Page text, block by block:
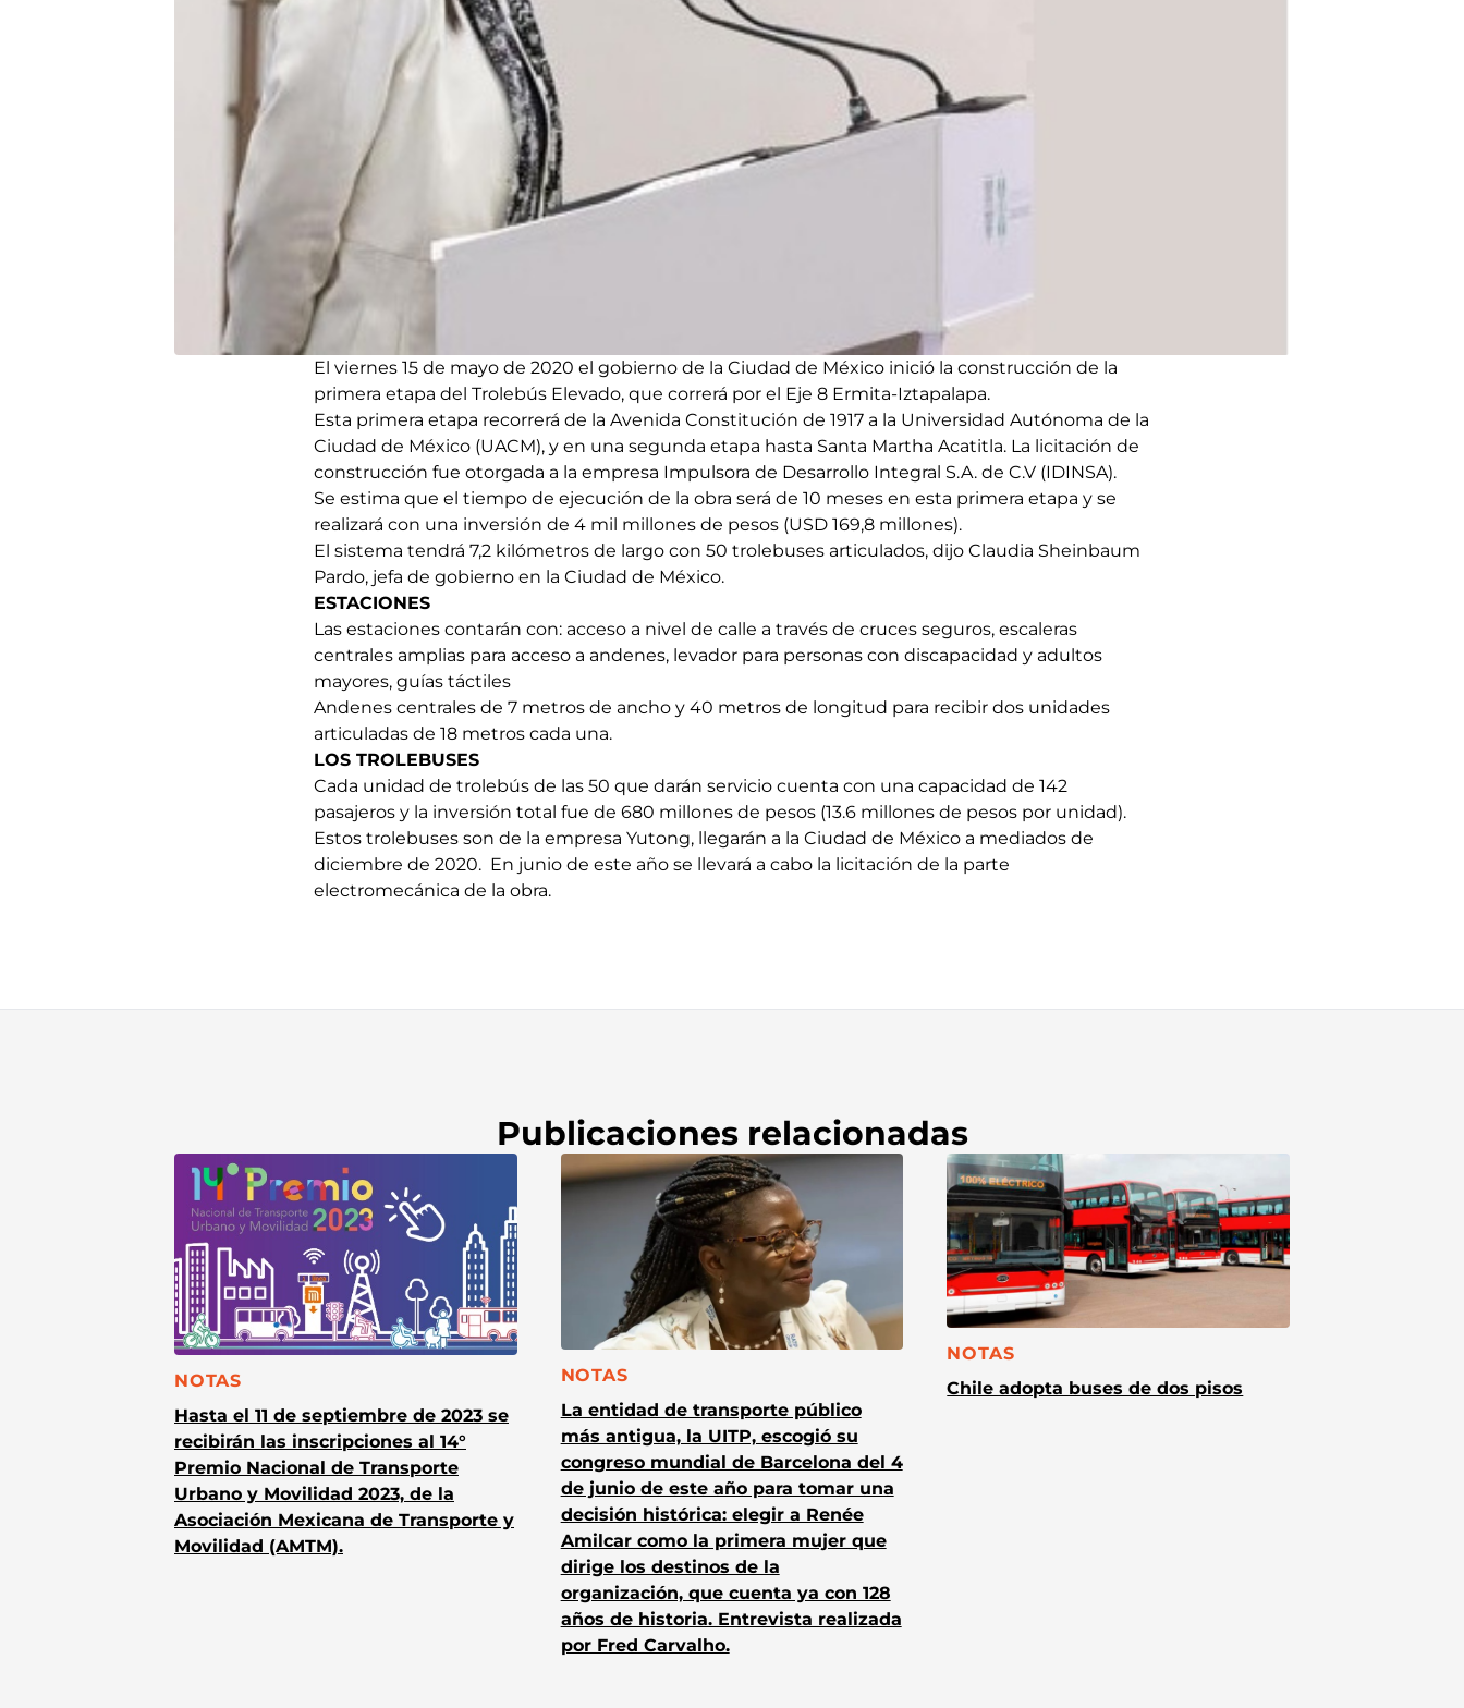
El viernes 15 de mayo de 2020 el gobierno de la Ciudad de México inició la construcción de la
primera etapa del Trolebús Elevado, que correrá por el Eje 8 Ermita-Iztapalapa.
Esta primera etapa recorrerá de la Avenida Constitución de 1917 a la Universidad Autónoma de la
Ciudad de México (UACM), y en una segunda etapa hasta Santa Martha Acatitla. La licitación de
construcción fue otorgada a la empresa Impulsora de Desarrollo Integral S.A. de C.V (IDINSA).
Se estima que el tiempo de ejecución de la obra será de 10 meses en esta primera etapa y se
realizará con una inversión de 4 mil millones de pesos (USD 169,8 millones).
El sistema tendrá 7,2 kilómetros de largo con 50 trolebuses articulados, dijo Claudia Sheinbaum
Pardo, jefa de gobierno en la Ciudad de México.
ESTACIONES
Las estaciones contarán con: acceso a nivel de calle a través de cruces seguros, escaleras
centrales amplias para acceso a andenes, levador para personas con discapacidad y adultos
mayores, guías táctiles
Andenes centrales de 7 metros de ancho y 40 metros de longitud para recibir dos unidades
articuladas de 18 metros cada una.
LOS TROLEBUSES
Cada unidad de trolebús de las 50 que darán servicio cuenta con una capacidad de 142
pasajeros y la inversión total fue de 680 millones de pesos (13.6 millones de pesos por unidad).
Estos trolebuses son de la empresa Yutong, llegarán a la Ciudad de México a mediados de
diciembre de 2020. En junio de este año se llevará a cabo la licitación de la parte
electromecánica de la obra.
Publicaciones relacionadas
CATEGORÍA:
NOTAS
Hasta el 11 de septiembre de 2023 se
recibirán las inscripciones al 14°
Premio Nacional de Transporte
Urbano y Movilidad 2023, de la
Asociación Mexicana de Transporte y
Movilidad (AMTM).
CATEGORÍA:
NOTAS
La entidad de transporte público
más antigua, la UITP, escogió su
congreso mundial de Barcelona del 4
de junio de este año para tomar una
decisión histórica: elegir a Renée
Amilcar como la primera mujer que
dirige los destinos de la
organización, que cuenta ya con 128
años de historia. Entrevista realizada
por Fred Carvalho.
CATEGORÍA:
NOTAS
Chile adopta buses de dos pisos